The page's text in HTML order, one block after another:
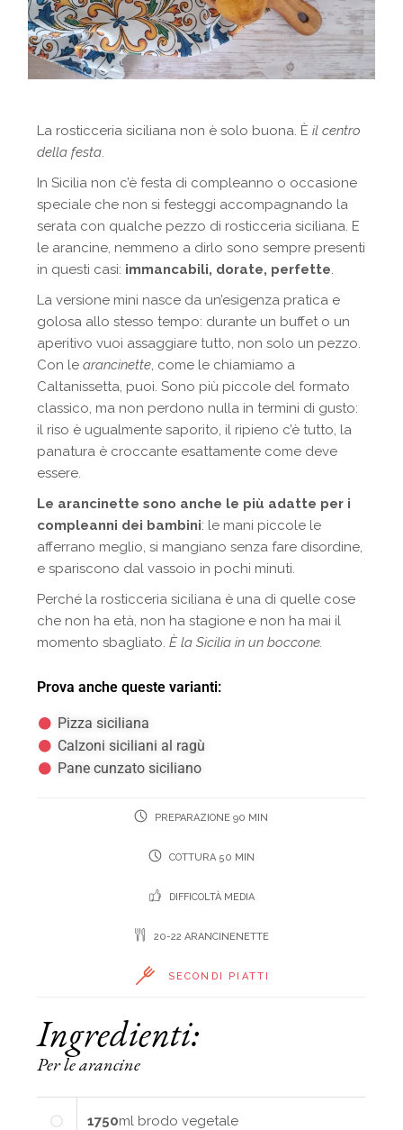
La rosticceria siciliana non è solo buona. Èil centro
della festa.
In Sicilia non c’è festa di compleanno o occasione
speciale che non si festeggi accompagnando la
serata con qualche pezzo di rosticceria siciliana. E
le arancine, nemmeno a dirlo sono sempre presenti
in questi casi: immancabili, dorate, perfette.
La versione mini nasce da un’esigenza pratica e
golosa allo stesso tempo: durante un buffet o un
aperitivo vuoi assaggiare tutto, non solo un pezzo.
Con learancinette, come le chiamiamo a
Caltanissetta, puoi. Sono più piccole del formato
classico, ma non perdono nulla in termini di gusto:
il riso è ugualmente saporito, il ripieno c’è tutto, la
panatura è croccante esattamente come deve
essere.
Le arancinette sono anche le più adatte per i
compleanni dei bambini: le mani piccole le
afferrano meglio, si mangiano senza fare disordine,
e spariscono dal vassoio in pochi minuti.
Perché la rosticceria siciliana è una di quelle cose
che non ha età, non ha stagione e non ha mai il
momento sbagliato.È la Sicilia in un boccone.
Prova anche queste varianti:
Pizza siciliana
Calzoni siciliani al ragù
Pane cunzato siciliano
PREPARAZIONE 90 MIN
COTTURA 50 MIN
DIFFICOLTÀ MEDIA
20-22 ARANCINENETTE
SECONDI PIATTI
Ingredienti:
Per le arancine
1750ml brodo vegetale